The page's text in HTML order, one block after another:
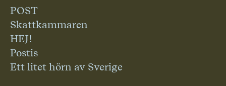
POST
Skattkammaren
HEJ!
Postis
Ett litet hörn av Sverige